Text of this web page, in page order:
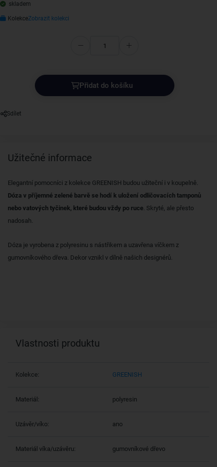
skladem
KolekceZobrazit kolekci
Přidat do košíku
Sdílet
Užitečné informace
Elegantní pomocníci z kolekce GREENISH budou užiteční i v koupelně.
Dóza v příjemné zelené barvě se hodí k uložení odličovacích tamponů
nebo vatových tyčinek, které budou vždy po ruce. Skryté, ale přesto
nadosah.
Dóza je vyrobena z polyresinu s nástřikem a uzavřena víčkem z
gumovníkového dřeva. Dekor vznikl v dílně našich designérů.
Vlastnosti produktu
Kolekce: GREENISH
Materiál: polyresin
Uzávěr/víko: ano
Materiál víka/uzávěru: gumovníkové dřevo